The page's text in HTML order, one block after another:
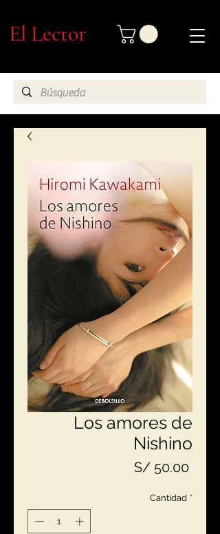
El Lector
Los amores de
Nishino
S/ 50.00Precio
Cantidad *